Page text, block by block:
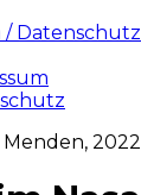
/ Datenschutz